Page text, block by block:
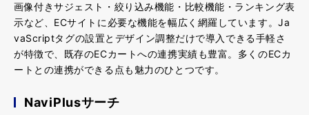
画像付きサジェスト・絞り込み機能・比較機能・ランキング表
示など、ECサイトに必要な機能を幅広く網羅 しています。Ja
vaScriptタグの設置とデザイン調整だけで導入できる手軽さ
が特徴で、既存のECカートへの連携実績も豊富。多くのECカ
ートとの連携ができる点も魅力のひとつです。
NaviPlusサーチ